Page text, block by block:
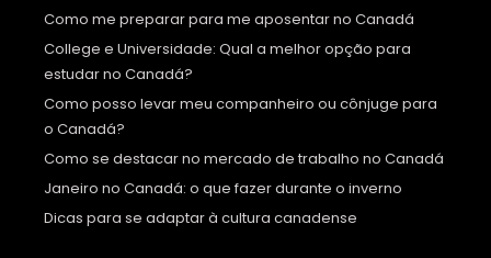
Como me preparar para me aposentar no Canadá
College e Universidade: Qual a melhor opção para
estudar no Canadá?
Como posso levar meu companheiro ou cônjuge para
o Canadá?
Como se destacar no mercado de trabalho no Canadá
Janeiro no Canadá: o que fazer durante o inverno
Dicas para se adaptar à cultura canadense